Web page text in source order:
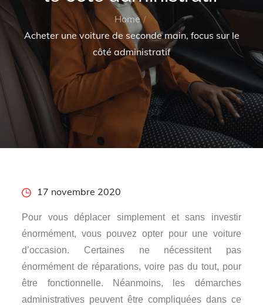
Home
Acheter une voiture de seconde main, focus sur le
côté administratif
Posted17 novembre 2020
Pour vous déplacer simplement et sans investir
énormément, vous pouvez opter pour une voiture
d’occasion. Certaines ne nécessitent pas
énormément de réparations, voire pas du tout, pour
être fonctionnelle. Néanmoins, les démarches
administratives peuvent être compliquées dans ce